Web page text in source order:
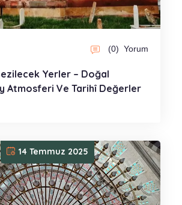
(0) Yorum
Yerler – Doğal
Atmosferi Ve Tarihî Değerler
14 Temmuz 2025